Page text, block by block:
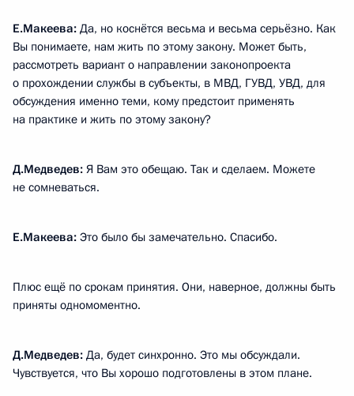
Е.Макеева: Да, но коснётся весьма и весьма серьёзно. Как
Вы понимаете, нам жить по этому закону. Может быть,
рассмотреть вариант о направлении законопроекта
о прохождении службы в субъекты, в МВД, ГУВД, УВД, для
обсуждения именно теми, кому предстоит применять
на практике и жить по этому закону?
Д.Медведев: Я Вам это обещаю. Так и сделаем. Можете
не сомневаться.
Е.Макеева: Это было бы замечательно. Спасибо.
Плюс ещё по срокам принятия. Они, наверное, должны быть
приняты одномоментно.
Д.Медведев: Да, будет синхронно. Это мы обсуждали.
Чувствуется, что Вы хорошо подготовлены в этом плане.